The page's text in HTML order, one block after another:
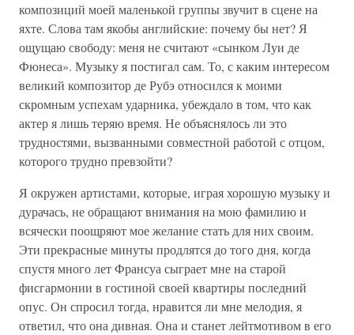
композиций моей маленькой группы звучит в сцене на
яхте. Слова там якобы английские: почему бы нет? Я
ощущаю свободу: меня не считают «сынком Луи де
Фюнеса». Музыку я постигал сам. То, с каким интересом
великий композитор де Рубэ относился к моими
скромным успехам ударника, убеждало в том, что как
актер я лишь теряю время. Не объяснялось ли это
трудностями, вызванными совместной работой с отцом,
которого трудно превзойти?
Я окружен артистами, которые, играя хорошую музыку и
дурачась, не обращают внимания на мою фамилию и
всячески поощряют мое желание стать для них своим.
Эти прекрасные минуты продлятся до того дня, когда
спустя много лет Франсуа сыграет мне на старой
фисгармонии в гостиной своей квартиры последний
опус. Он спросил тогда, нравится ли мне мелодия, я
ответил, что она дивная. Она и станет лейтмотивом в его